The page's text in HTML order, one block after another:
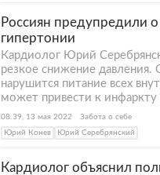
Россиян предупредили
гипертонии
Кардиолог Юрий
резкое снижение давления.
нарушится питание всех
может привести к
08:39, 13 мая 2022
Забота о себе
Юрий Конев
Юрий Серебрянский
Кардиолог объяснил